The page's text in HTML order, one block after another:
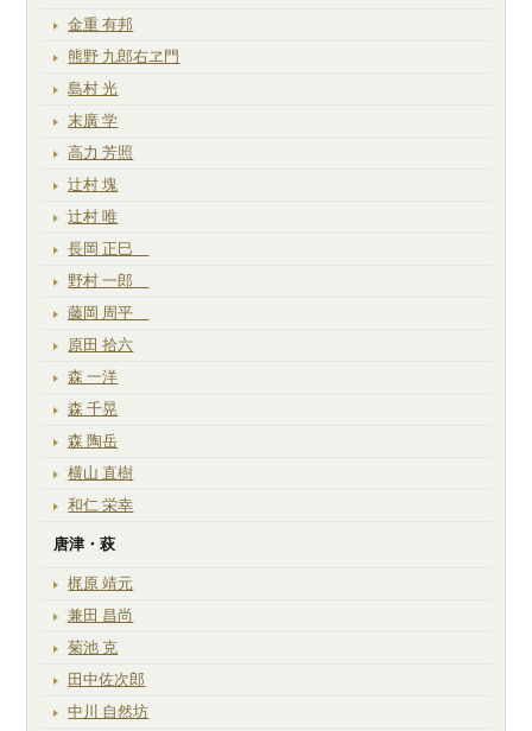
金重 有邦
熊野 九郎右ヱ門
島村 光
末廣 学
高力 芳照
辻村 塊
辻村 唯
長岡 正巳
野村 一郎
藤岡 周平
原田 拾六
森 一洋
森 千晃
森 陶岳
横山 直樹
和仁 栄幸
唐津・萩
梶原 靖元
兼田 昌尚
菊池 克
田中佐次郎
中川 自然坊